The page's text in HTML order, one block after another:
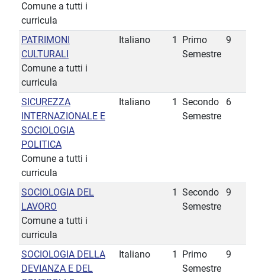
Comune a tutti i
curricula
PATRIMONI
CULTURALI
Comune a tutti i
curricula
Italiano 1
Primo
Semestre
9
SICUREZZA
INTERNAZIONALE E
SOCIOLOGIA
POLITICA
Comune a tutti i
curricula
Italiano 1
Secondo
Semestre
6
SOCIOLOGIA DEL
LAVORO
Comune a tutti i
curricula
1
Secondo
Semestre
9
SOCIOLOGIA DELLA
DEVIANZA E DEL
Italiano 1
Primo
Semestre
9